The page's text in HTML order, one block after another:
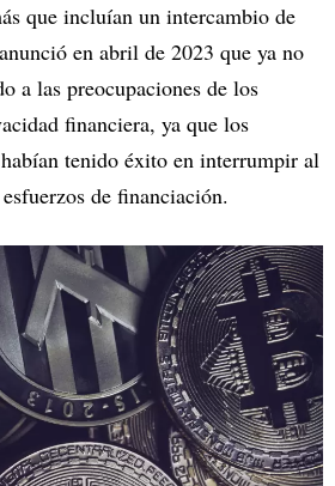
que incluían un intercambio de
en abril de 2023 que ya no
a las preocupaciones de los
financiera, ya que los
tenido éxito en interrumpir al
de financiación.